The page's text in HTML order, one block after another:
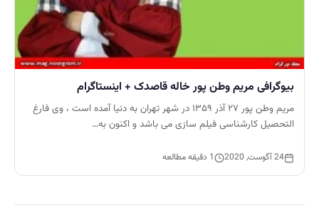
بیوگرافی مریم وطن پور خاله قاصدک + اینستاگرام
مریم وطن پور ۲۷ آذر ۱۳۵۹ در شهر تهران به دنیا آمده است ، وی فارغ
التحصیل کارشناسی فیلم سازی می باشد و اکنون به…
24 آگوست, 2020 1 دقیقه مطالعه